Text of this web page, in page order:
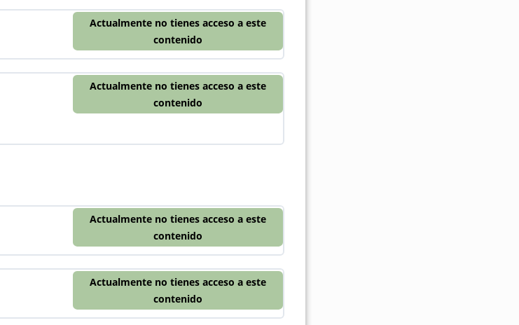
Actualmente no tienes acceso a este
contenido
Actualmente no tienes acceso a este
contenido
Actualmente no tienes acceso a este
contenido
Actualmente no tienes acceso a este
contenido